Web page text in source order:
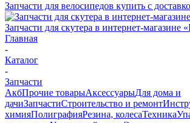
Запчасти для велосипедов купить с
Запчасти для скутера в интернет-магазине
Главная
-
Каталог
-
Запчасти
АкбПрочие товарыАксессуарыДля дома и
дачиЗапчастиСтроительство и ремонт
химияПолиграфияРезина, колесаТехника